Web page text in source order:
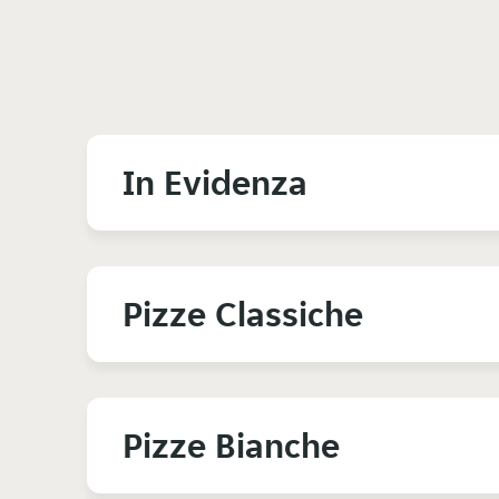
In Evidenza
Pizze Classiche
Pizze Bianche